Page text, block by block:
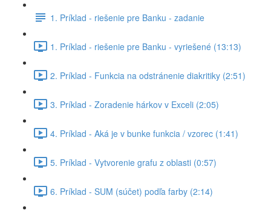
1. Príklad - riešenie pre Banku - zadanie
1. Príklad - riešenie pre Banku - vyriešené (13:13)
2. Príklad - Funkcia na odstránenie diakritiky (2:51)
3. Príklad - Zoradenie hárkov v Exceli (2:05)
4. Príklad - Aká je v bunke funkcia / vzorec (1:41)
5. Príklad - Vytvorenie grafu z oblasti (0:57)
6. Príklad - SUM (súčet) podľa farby (2:14)